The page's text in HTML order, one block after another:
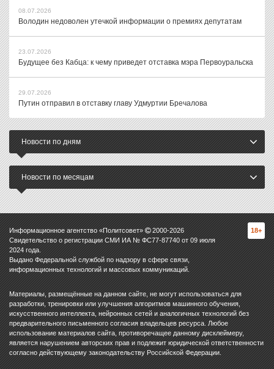
08.07.2026
Володин недоволен утечкой информации о премиях депутатам
23.07.2026
Будущее без Кабца: к чему приведет отставка мэра Первоуральска
29.07.2026
Путин отправил в отставку главу Удмуртии Бречалова
Новости по дням
Новости по месяцам
Информационное агентство «Политсовет» 2000-2026
Свидетельство о регистрации СМИ ИА № ФС77-87740 от 09 июля
2024 года.
Выдано Федеральной службой по надзору в сфере связи,
информационных технологий и массовых коммуникаций.
18+
Материалы, размещённые на данном сайте, не могут использоваться для
разработки, тренировки или улучшения алгоритмов машинного обучения,
искусственного интеллекта, нейронных сетей и аналогичных технологий без
предварительного письменного согласия владельцев ресурса. Любое
использование материалов сайта, противоречащее данному дисклеймеру,
является нарушением авторских прав и подлежит юридической ответственности
согласно действующему законодательству Российской Федерации.